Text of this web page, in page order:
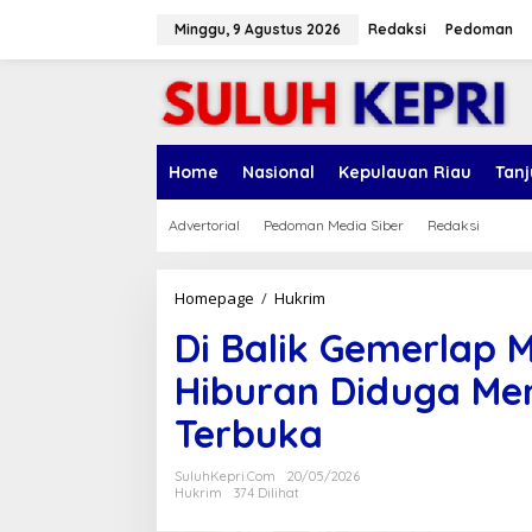
Minggu, 9 Agustus 2026 Redaksi Pedoman
Home Nasional Kepulauan Riau
Advertorial Pedoman Media Siber Redaksi
Homepage / Hukrim
B
a
e
Di Balik Gemerlap
Hiburan Diduga
Terbuka
SuluhKepri.com
20/05/2026
Hukrim
374 Dilihat